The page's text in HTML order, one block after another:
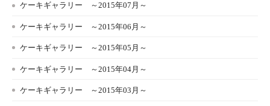
ケーキギャラリー ～2015年07月～
ケーキギャラリー ～2015年06月～
ケーキギャラリー ～2015年05月～
ケーキギャラリー ～2015年04月～
ケーキギャラリー ～2015年03月～